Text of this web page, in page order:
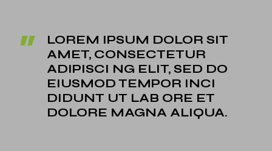
LOREM IPSUM DOLOR SIT
AMET, CONSECTETUR
ADIPISCI NG ELIT, SED DO
EIUSMOD TEMPOR INCI
DIDUNT UT LAB ORE ET
DOLORE MAGNA ALIQUA.